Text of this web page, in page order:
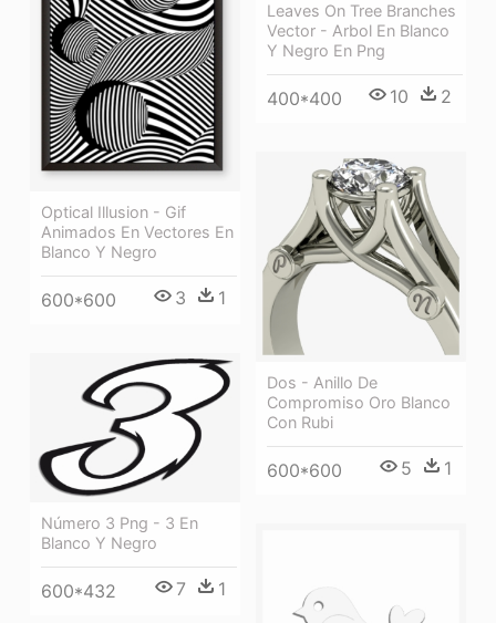
Leaves On Tree Branches
Vector - Arbol En Blanco
Y Negro En Png
400*400 10 2
Optical Illusion - Gif
Animados En Vectores En
Blanco Y Negro
600*600 3 1
Dos - Anillo De
Compromiso Oro Blanco
Con Rubi
600*600 5 1
Número 3 Png - 3 En
Blanco Y Negro
600*432 7 1